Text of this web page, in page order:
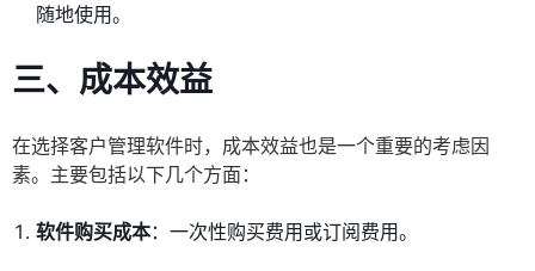
随地使用。
三、成本效益
在选择客户管理软件时，成本效益也是一个重要的考虑因
素。主要包括以下几个方面：
软件购买成本：一次性购买费用或订阅费用。